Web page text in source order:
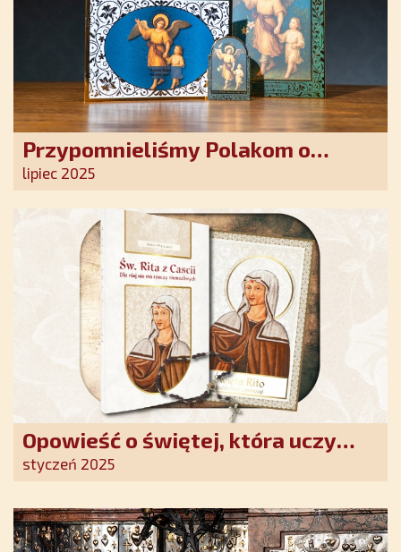
Przypomnieliśmy Polakom o
obecności Anioła Stróża!
lipiec 2025
Opowieść o świętej, która uczy
szczerego oddania się Bogu.
nadziei w XXI wieku
styczeń 2025